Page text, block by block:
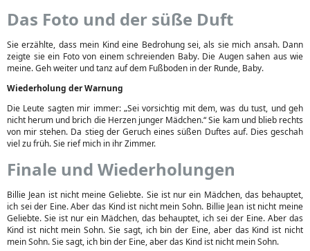
Das Foto und der süße Duft
Sie erzählte, dass mein Kind eine Bedrohung sei, als sie mich ansah. Dann
zeigte sie ein Foto von einem schreienden Baby. Die Augen sahen aus wie
meine. Geh weiter und tanz auf dem Fußboden in der Runde, Baby.
Wiederholung der Warnung
Die Leute sagten mir immer: „Sei vorsichtig mit dem, was du tust, und geh
nicht herum und brich die Herzen junger Mädchen.“ Sie kam und blieb rechts
von mir stehen. Da stieg der Geruch eines süßen Duftes auf. Dies geschah
viel zu früh. Sie rief mich in ihr Zimmer.
Finale und Wiederholungen
Billie Jean ist nicht meine Geliebte. Sie ist nur ein Mädchen, das behauptet,
ich sei der Eine. Aber das Kind ist nicht mein Sohn. Billie Jean ist nicht meine
Geliebte. Sie ist nur ein Mädchen, das behauptet, ich sei der Eine. Aber das
Kind ist nicht mein Sohn. Sie sagt, ich bin der Eine, aber das Kind ist nicht
mein Sohn. Sie sagt, ich bin der Eine, aber das Kind ist nicht mein Sohn.